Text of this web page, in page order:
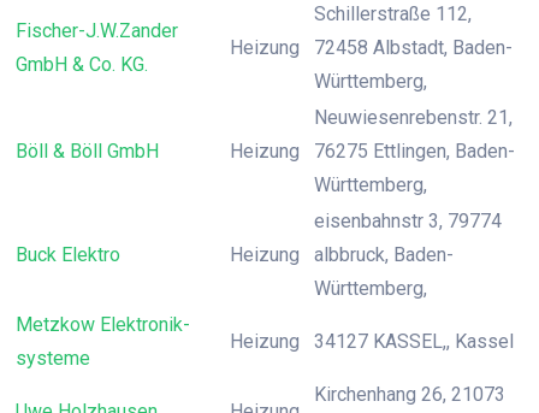
Fischer-J.W.Zander
GmbH & Co. KG.
Heizung
Schillerstraße 112,
72458 Albstadt, Baden-
Württemberg,
Böll & Böll GmbH Heizung
Neuwiesenrebenstr. 21,
76275 Ettlingen, Baden-
Württemberg,
Buck Elektro Heizung
eisenbahnstr 3, 79774
albbruck, Baden-
Württemberg,
Metzkow Elektronik-
systeme
Heizung 34127 KASSEL,, Kassel
Kirchenhang 26, 21073